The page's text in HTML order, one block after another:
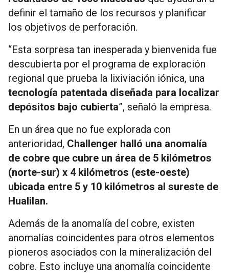
definir el tamaño de los recursos y planificar
los objetivos de perforación.
“Esta sorpresa tan inesperada y bienvenida fue
descubierta por el programa de exploración
regional que prueba la lixiviación iónica, una
tecnología patentada diseñada para localizar
depósitos bajo cubierta”, señaló la empresa.
En un área que no fue explorada con
anterioridad, Challenger halló una anomalía
de cobre que cubre un área de 5 kilómetros
(norte-sur) x 4 kilómetros (este-oeste)
ubicada entre 5 y 10 kilómetros al sureste de
Hualilan.
Además de la anomalía del cobre, existen
anomalías coincidentes para otros elementos
pioneros asociados con la mineralización del
cobre. Esto incluye una anomalía coincidente